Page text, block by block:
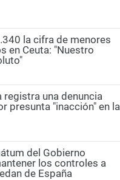
la cifra de menores
en Ceuta: "Nuestro
registra una denuncia
presunta "inacción" en la
del Gobierno
los controles a
de España